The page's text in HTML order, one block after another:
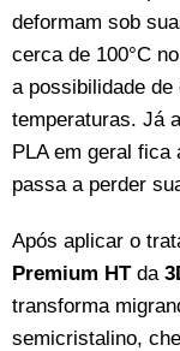
deformam sob
cerca de 100°C
a possibilidade
temperaturas. Já
PLA em geral fica
passa a perder
Após aplicar o
Premium HTda
transforma
semicristalino,